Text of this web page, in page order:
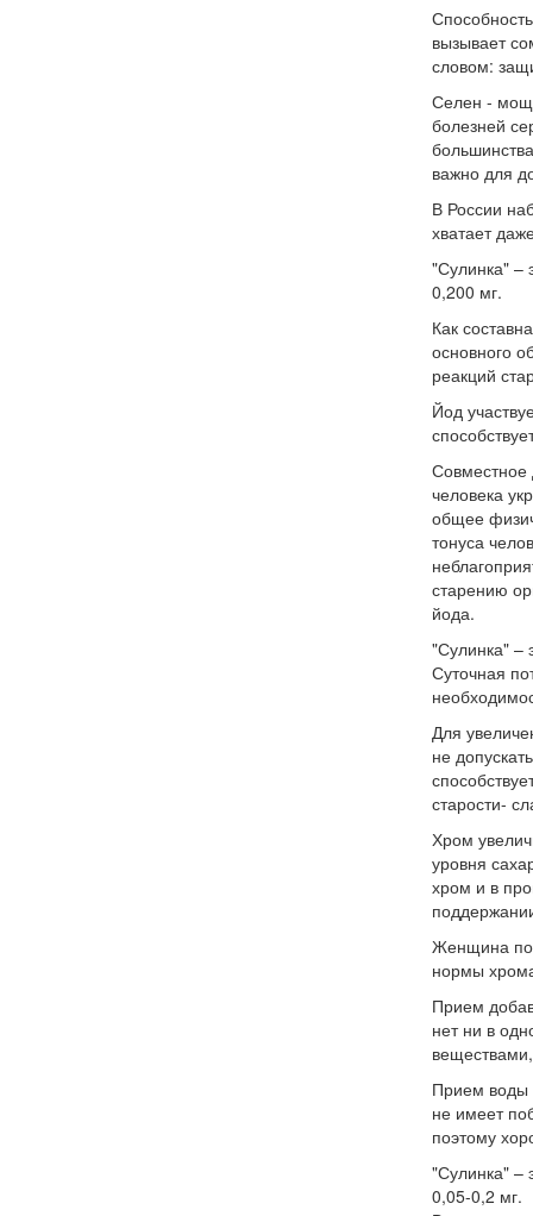
вызывает
словом:
Селен -
болезней
важно для
В России
хватает
"Сулинка"–
0,200 мг.
Как
основного
реакций
Йод
Совместное
человека
общее
тонуса
старению
йода.
"Сулинка"–
Суточная
Для
не
старости-
Хром
уровня
хром и в
Женщина
нормы
Прием
нет ни в
Прием воды
не имеет
поэтому
"Сулинка"–
0,05-0,2 мг.